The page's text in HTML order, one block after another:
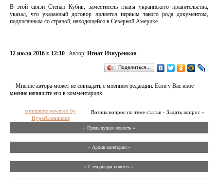
В этой связи Степан Кубив, заместитель главы украинского правительства,
указал, что указанный договор является первым такого рода документом,
подписанным со страной, находящейся в Северной Америке.
12 июля 2016 г. 12:10 Автор: Игнат Изнуренков
Поделиться…
Мнение автора может не совпадать с мнением редакции. Если у Вас иное
мнение напишите его в комментариях.
Возник вопрос по теме статьи - Задать вопрос »
comments powered by
HyperComments
« Предыдущая новость «
» Архив категории «
» Следующая новость »